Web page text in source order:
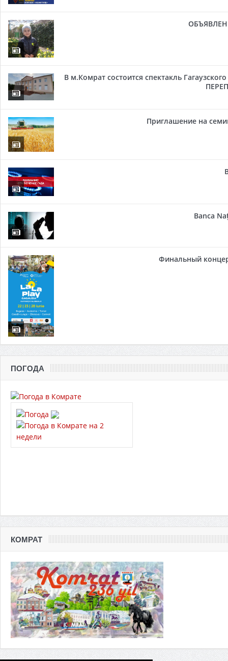
В м.Комрат состоится спектакль
Приглашение на
Banca
Финальный
ПОГОДА
КОМРАТ